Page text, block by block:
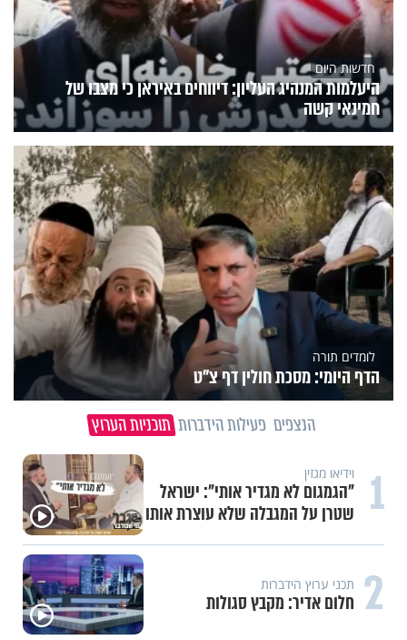
חדשות היום
היעלמות המנהיג העליון: דיווחים באיראן כי מצבו של
חמינאי קשה
לומדים תורה
הדף היומי: מסכת חולין דף צ"ט
הנצפים פעילות הידברות תוכניות הערוץ
1
פגיעה עצמית וחרדות – איך מכילים
את זה? זוגיות במבחן, הפעם עם
יהודית ואלתר כהן
2 "הקראתי לו פרקי שירה. כשסיימתי,
הוא השיב את נשמתו לבורא"